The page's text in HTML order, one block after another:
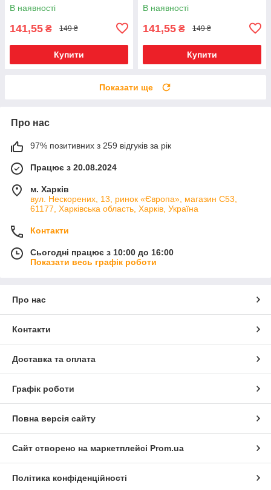
В наявності
141,55 ₴ 149 ₴
Купити
В наявності
141,55 ₴ 149 ₴
Купити
Показати ще
Про нас
97% позитивних з 259 відгуків за рік
Працює з 20.08.2024
м. Харків
вул. Нескорених, 13, ринок «Європа», магазин С53,
61177, Харківська область, Харків, Україна
Контакти
Сьогодні працює з 10:00 до 16:00
Показати весь графік роботи
Про нас
Контакти
Доставка та оплата
Графік роботи
Повна версія сайту
Сайт створено на маркетплейсі Prom.ua
Політика конфіденційності